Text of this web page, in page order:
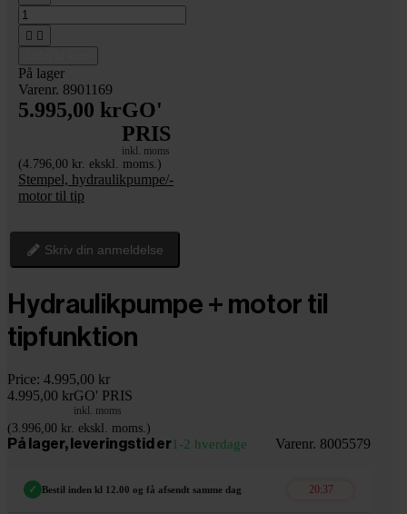
 
På lager
Varenr. 8901169
5.995,00 krGO'
PRIS
inkl. moms
(4.796,00 kr. ekskl. moms.)
Stempel, hydraulikpumpe/-
motor til tip
Skriv din anmeldelse
Hydraulikpumpe + motor til
tipfunktion
Price: 4.995,00 kr
4.995,00 krGO' PRIS
inkl. moms
(3.996,00 kr. ekskl. moms.)
På lager, leveringstid er1-2 hverdage Varenr. 8005579
✓ Bestil inden kl 12.00 og få afsendt samme dag 20:36